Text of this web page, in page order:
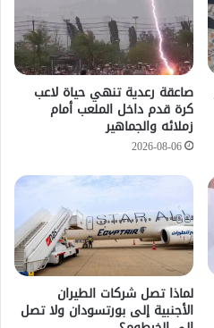
صاعقة رعدية تنهي حياة لاعب
كرة قدم داخل الملعب أمام
زملائه والجماهير
2026-08-06
لماذا تصل شركات الطيران
الأجنبية إلى بورتسودان ولا تصل